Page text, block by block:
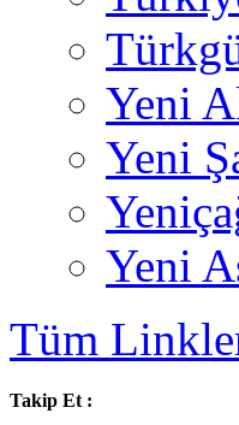
Yeni
Yeni
Yeni
Tüm
Takip Et :